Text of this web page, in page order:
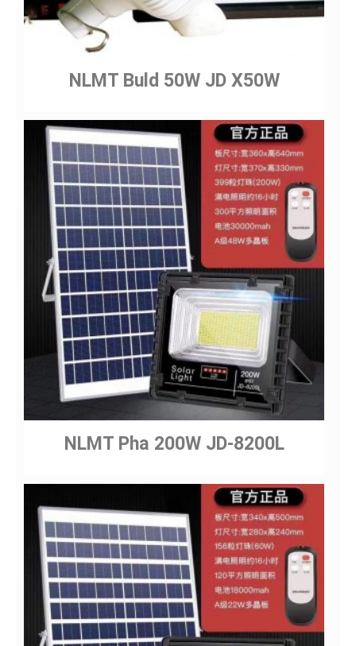
NLMT Buld 50W JD X50W
NLMT Pha 200W JD-8200L